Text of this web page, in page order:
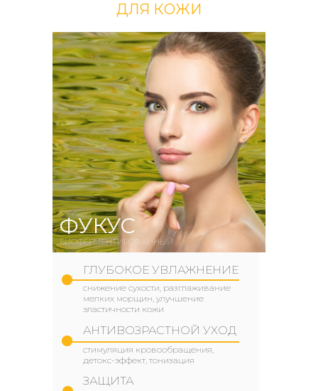
ДЛЯ КОЖИ
ГЛУБОКОЕ УВЛАЖНЕНИЕ
снижение сухости, разглаживание
мелких морщин, улучшение
эластичности кожи
АНТИВОЗРАСТНОЙ УХОД
стимуляция кровообращения,
детокс-эффект, тонизация
ФУКУС
БИОФЕРМЕНТИРОВАННЫЙ
ЗАЩИТА